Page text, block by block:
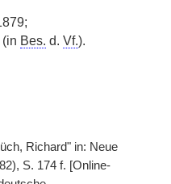
Bes. d. Vf.).
Richard" in: Neue
S. 174 f. [Online-